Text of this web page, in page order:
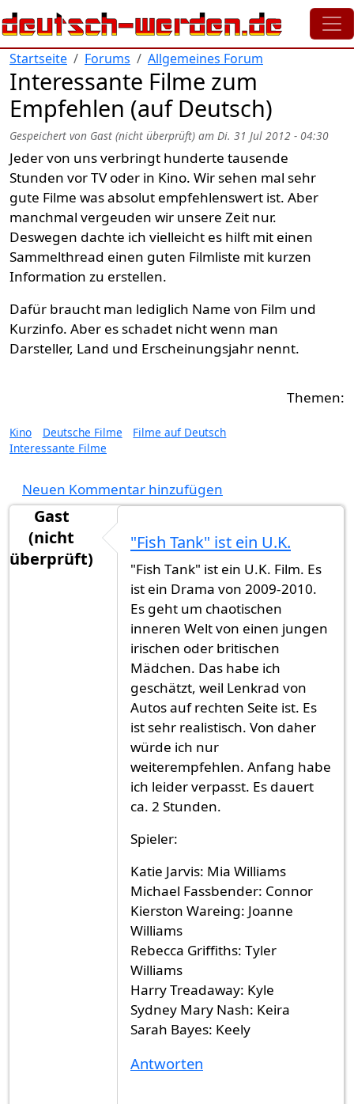
Direkt zum Inhalt
Startseite Forums Allgemeines Forum
Interessante Filme zum
Empfehlen (auf Deutsch)
Gespeichert von Gast (nicht überprüft) am Di. 31 Jul 2012 - 04:30
Jeder von uns verbringt hunderte tausende
Stunden vor TV oder in Kino. Wir sehen mal sehr
gute Filme was absolut empfehlenswert ist. Aber
manchmal vergeuden wir unsere Zeit nur.
Deswegen dachte ich vielleicht es hilft mit einen
Sammelthread einen guten Filmliste mit kurzen
Information zu erstellen.
Dafür braucht man lediglich Name von Film und
Kurzinfo. Aber es schadet nicht wenn man
Darsteller, Land und Erscheinungsjahr nennt.
Kino Deutsche Filme
Filme auf Deutsch
Interessante Filme
Neuen Kommentar hinzufügen
Gast
(nicht
überprüft)
"Fish Tank" ist ein U.K.
"Fish Tank" ist ein U.K. Film. Es
ist ein Drama von 2009-2010.
Es geht um chaotischen
inneren Welt von einen jungen
irischen oder britischen
Mädchen. Das habe ich
geschätzt, weil Lenkrad von
Autos auf rechten Seite ist. Es
ist sehr realistisch. Von daher
würde ich nur
weiterempfehlen. Anfang habe
ich leider verpasst. Es dauert
ca. 2 Stunden.
Spieler:
Katie Jarvis: Mia Williams
Michael Fassbender: Connor
Kierston Wareing: Joanne
Williams
Rebecca Griffiths: Tyler
Williams
Harry Treadaway: Kyle
Sydney Mary Nash: Keira
Sarah Bayes: Keely
Antworten